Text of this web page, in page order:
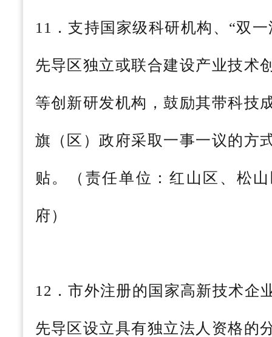
11．支持国家级科研机构、“双
先导区独立或联合建设产业技术
等创新研发机构，鼓励其带科技
旗（区）政府采取一事一议的方
贴。（责任单位：红山区、松
府）
12．市外注册的国家高新技术企
先导区设立具有独立法人资格的